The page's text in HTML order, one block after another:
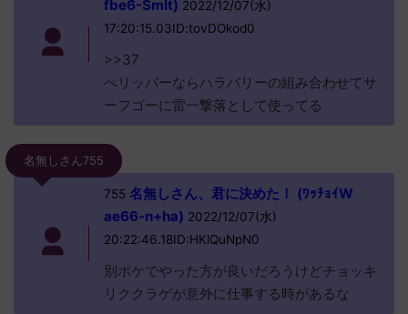
fbe6-Smlt) 2022/12/07(水)
17:20:15.03ID:tovDOkod0
>>37
ぺリッパーならハラバリーの組み合わせてサ
ーフゴーに雷一撃落として使ってる
名無しさん755
755名無しさん、君に決めた！ (ﾜｯﾁｮｲW
ae66-n+ha) 2022/12/07(水)
20:22:46.18ID:HKlQuNpN0
別ポケでやった方が良いだろうけどチョッキ
リククラゲが意外に仕事する時があるな